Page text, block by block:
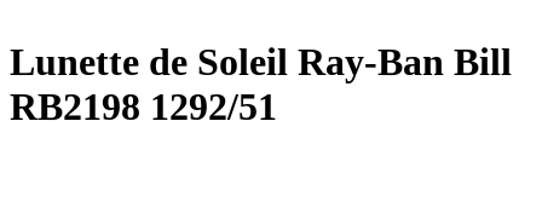
Lunette de Soleil Ray-Ban Bill
RB2198 1292/51